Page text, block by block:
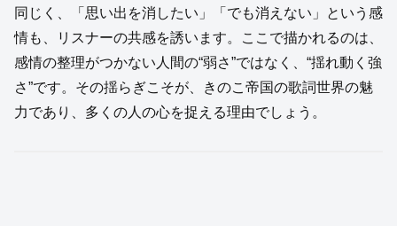
同じく、「思い出を消したい」「でも消えない」という感
情も、リスナーの共感を誘います。ここで描かれるのは、
感情の整理がつかない人間の“弱さ”ではなく、“揺れ動く強
さ”です。その揺らぎこそが、きのこ帝国の歌詞世界の魅
力であり、多くの人の心を捉える理由でしょう。